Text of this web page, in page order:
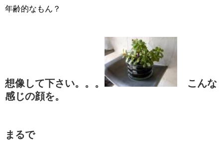
年齢的なもん？
想像して下さい。。。
こんな
感じの顔を。
まるで